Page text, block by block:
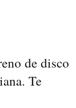
de disco
Te